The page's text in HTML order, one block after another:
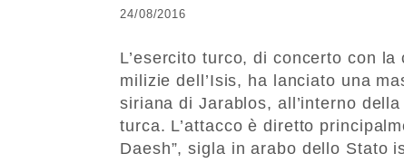
24/08/2016
L’esercito turco, di concerto con
milizie dell’Isis, ha lanciato una
siriana di Jarablos, all’interno
turca. L’attacco è diretto
Daesh”, sigla in arabo dello Stato